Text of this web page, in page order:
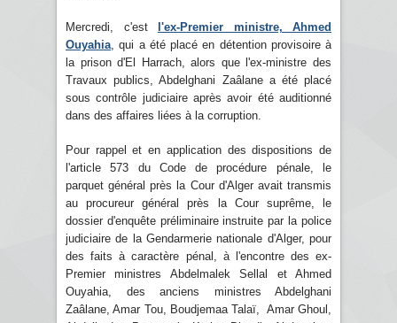
Mercredi, c'est l'ex-Premier ministre, Ahmed
Ouyahia , qui a été placé en détention provisoire à
la prison d'El Harrach, alors que l'ex-ministre des
Travaux publics, Abdelghani Zaâlane a été placé
sous contrôle judiciaire après avoir été auditionné
dans des affaires liées à la corruption.
Pour rappel et en application des dispositions de
l'article 573 du Code de procédure pénale, le
parquet général près la Cour d'Alger avait transmis
au procureur général près la Cour suprême, le
dossier d'enquête préliminaire instruite par la police
judiciaire de la Gendarmerie nationale d'Alger, pour
des faits à caractère pénal, à l'encontre des ex-
Premier ministres Abdelmalek Sellal et Ahmed
Ouyahia, des anciens ministres Abdelghani
Zaâlane, Amar Tou, Boudjemaa Talaï, Amar Ghoul,